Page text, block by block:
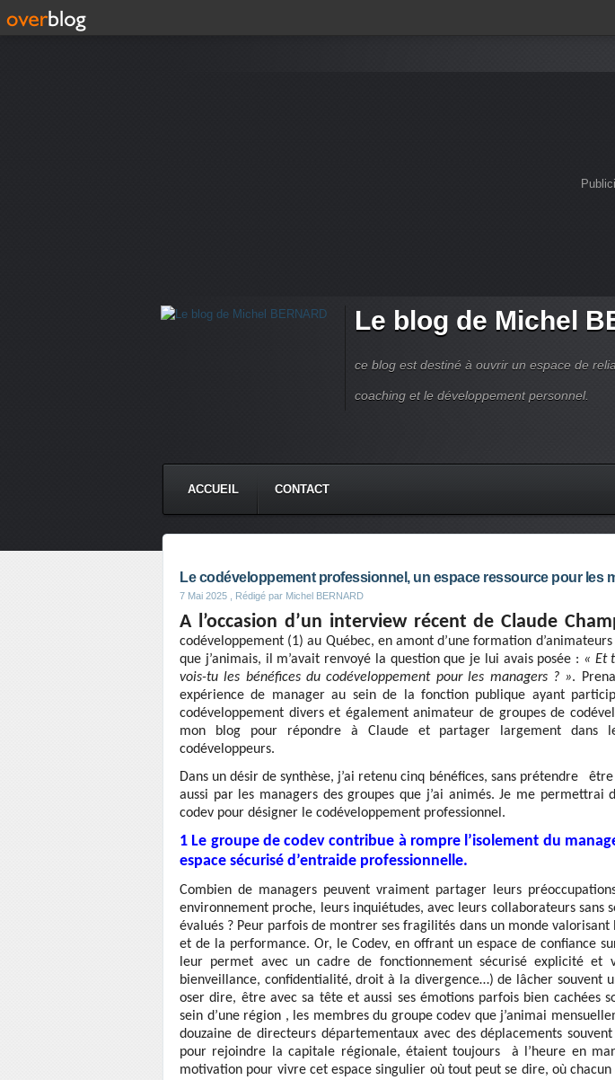
Le blog de Michel
ce blog est destiné à ouvrir un espace de
coaching et le développement personnel.
ACCUEIL CONTACT
Le codéveloppement professionnel, un espace ressource pour les
7 Mai 2025 , Rédigé par Michel BERNARD
A l’occasion d’un interview récent de Claude
codéveloppement (1) au Québec, en amont d’une formation
que j’animais, il m’avait renvoyé la question que je lui avais posée : « Et
vois-tu les bénéfices du codéveloppement pour les managers ? ».
expérience de manager au sein de la fonction publique ayant
codéveloppement divers et également animateur de groupes de
mon blog pour répondre à Claude et partager largement dans
codéveloppeurs.
Dans un désir de synthèse, j’ai retenu cinq bénéfices, sans prétendre
aussi par les managers des groupes que j’ai animés. Je me permettrai
codev pour désigner le codéveloppement professionnel.
1 Le groupe de codev contribue à rompre l’isolement du
espace sécurisé d’entraide professionnelle.
Combien de managers peuvent vraiment partager leurs
environnement proche, leurs inquiétudes, avec leurs collaborateurs sans
évalués ? Peur parfois de montrer ses fragilités dans un monde
et de la performance. Or, le Codev, en offrant un espace de confiance
leur permet avec un cadre de fonctionnement sécurisé explicité et
bienveillance, confidentialité, droit à la divergence…) de lâcher souvent
oser dire, être avec sa tête et aussi ses émotions parfois bien cachées
sein d’une région , les membres du groupe codev que j’animai
douzaine de directeurs départementaux avec des déplacements
pour rejoindre la capitale régionale, étaient toujours à l’heure en
motivation pour vivre cet espace singulier où tout peut se dire, où